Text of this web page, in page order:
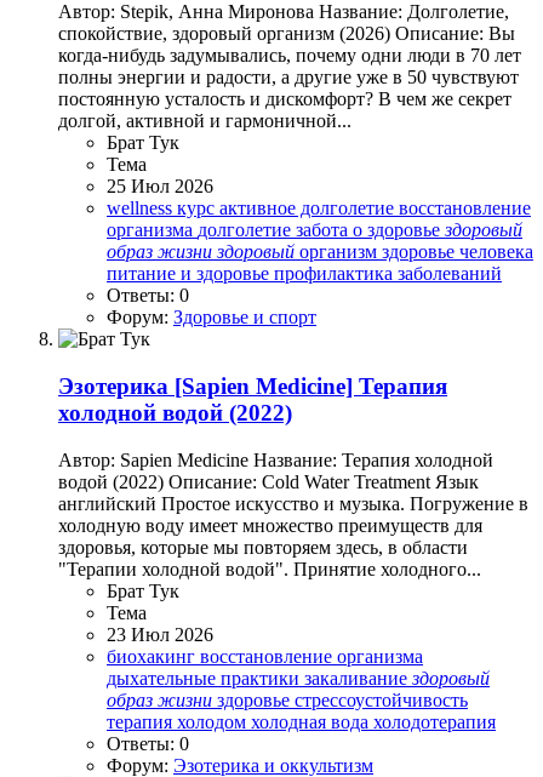
Автор: Stepik, Анна Миронова Название: Долголетие,
спокойствие, здоровый организм (2026) Описание: Вы
когда-нибудь задумывались, почему одни люди в 70 лет
полны энергии и радости, а другие уже в 50 чувствуют
постоянную усталость и дискомфорт? В чем же секрет
долгой, активной и гармоничной...
Брат Тук
Тема
25 Июл 2026
wellness курс активное долголетие восстановление
организма долголетие забота о здоровьездоровый
образ жизни здоровый организм здоровье человека
питание и здоровье профилактика заболеваний
Ответы: 0
Форум: Здоровье и спорт
Эзотерика [Sapien Medicine] Терапия
холодной водой (2022)
Автор: Sapien Medicine Название: Терапия холодной
водой (2022) Описание: Cold Water Treatment Язык
английский Простое искусство и музыка. Погружение в
холодную воду имеет множество преимуществ для
здоровья, которые мы повторяем здесь, в области
"Терапии холодной водой". Принятие холодного...
Брат Тук
Тема
23 Июл 2026
биохакинг восстановление организма
дыхательные практики закаливаниездоровый
образ жизни здоровье стрессоустойчивость
терапия холодом холодная вода холодотерапия
Ответы: 0
Форум: Эзотерика и оккультизм